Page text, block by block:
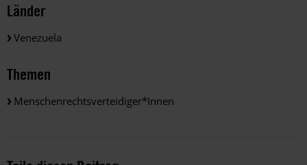
Länder
Venezuela
Themen
Menschenrechtsverteidiger*innen